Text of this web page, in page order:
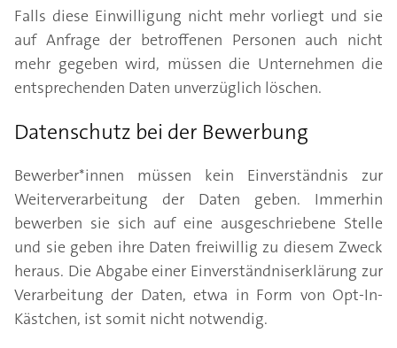
Falls diese Einwilligung nicht mehr vorliegt und sie
auf Anfrage der betroffenen Personen auch nicht
mehr gegeben wird, müssen die Unternehmen die
entsprechenden Daten unverzüglich löschen.
Datenschutz bei der Bewerbung
Bewerber*innen müssen kein Einverständnis zur
Weiterverarbeitung der Daten geben. Immerhin
bewerben sie sich auf eine ausgeschriebene Stelle
und sie geben ihre Daten freiwillig zu diesem Zweck
heraus. Die Abgabe einer Einverständniserklärung zur
Verarbeitung der Daten, etwa in Form von Opt-In-
Kästchen, ist somit nicht notwendig.